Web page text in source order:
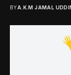
BYA.K.M JAMAL